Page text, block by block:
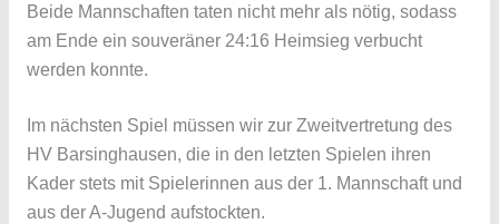
Beide Mannschaften taten nicht mehr als nötig, sodass
am Ende ein souveräner 24:16 Heimsieg verbucht
werden konnte.
Im nächsten Spiel müssen wir zur Zweitvertretung des
HV Barsinghausen, die in den letzten Spielen ihren
Kader stets mit Spielerinnen aus der 1. Mannschaft und
aus der A-Jugend aufstockten.